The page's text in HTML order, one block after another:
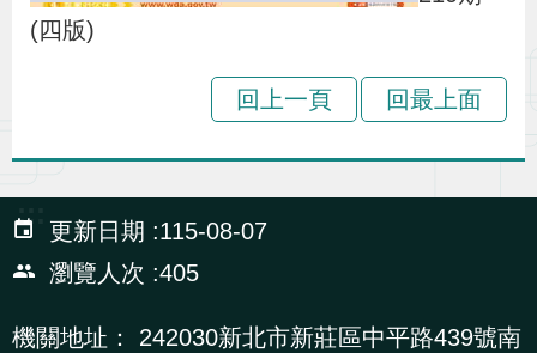
(四版)
回上一頁 回最上面
:::
更新日期
115-08-07
瀏覽人次
405
機關地址：
242030新北市新莊區中平路439號南